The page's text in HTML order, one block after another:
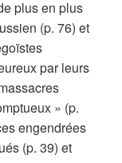
plus en plus
(p. 76) et
par leurs
» (p.
engendrées
(p. 39) et